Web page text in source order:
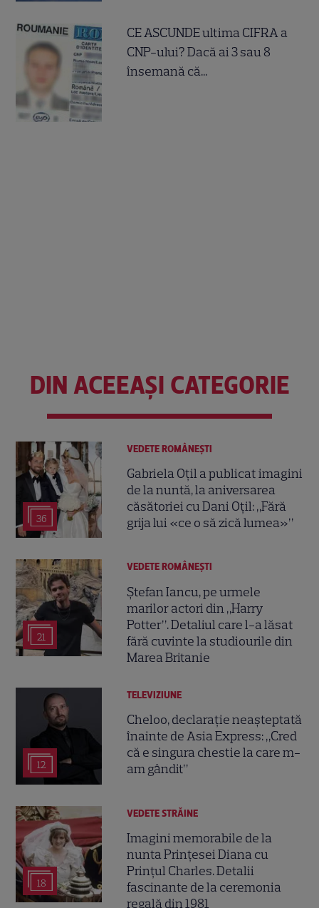
CE ASCUNDE ultima CIFRA a
CNP-ului? Dacă ai 3 sau 8
însemană că...
DIN ACEEAȘI CATEGORIE
36
VEDETE ROMÂNEŞTI
Gabriela Oțil a publicat imagini
de la nuntă, la aniversarea
căsătoriei cu Dani Oțil: „Fără
grija lui «ce o să zică lumea»”
21
VEDETE ROMÂNEŞTI
Ștefan Iancu, pe urmele
marilor actori din „Harry
Potter”. Detaliul care l-a lăsat
fără cuvinte la studiourile din
Marea Britanie
12
TELEVIZIUNE
Cheloo, declarație neașteptată
înainte de Asia Express: „Cred
că e singura chestie la care m-
am gândit”
18
VEDETE STRĂINE
Imagini memorabile de la
nunta Prințesei Diana cu
Prințul Charles. Detalii
fascinante de la ceremonia
regală din 1981